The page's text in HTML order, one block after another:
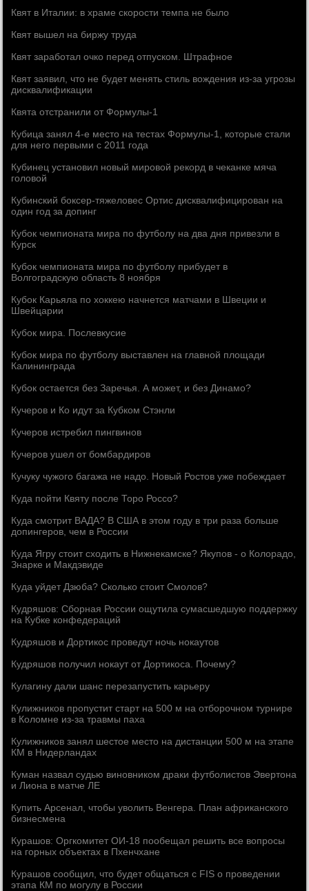
Квят в Италии: в храме скорости темпа не было
Квят вышел на биржу труда
Квят заработал очко перед отпуском. Штрафное
Квят заявил, что не будет менять стиль вождения из-за угрозы
дисквалификации
Квята отстранили от Формулы-1
Кубица занял 4-е место на тестах Формулы-1, которые стали
для него первыми с 2011 года
Кубинец установил новый мировой рекорд в чеканке мяча
головой
Кубинский боксер-тяжеловес Ортис дисквалифицирован на
один год за допинг
Кубок чемпионата мира по футболу на два дня привезли в
Курск
Кубок чемпионата мира по футболу прибудет в
Волгоградскую область 8 ноября
Кубок Карьяла по хоккею начнется матчами в Швеции и
Швейцарии
Кубок мира. Послевкусие
Кубок мира по футболу выставлен на главной площади
Калининграда
Кубок остается без Заречья. А может, и без Динамо?
Кучеров и Ко идут за Кубком Стэнли
Кучеров истребил пингвинов
Кучеров ушел от бомбардиров
Кучуку чужого багажа не надо. Новый Ростов уже побеждает
Куда пойти Квяту после Торо Россо?
Куда смотрит ВАДА? В США в этом году в три раза больше
допингеров, чем в России
Куда Ягру стоит сходить в Нижнекамске? Якупов - о Колорадо,
Знарке и Макдэвиде
Куда уйдет Дзюба? Сколько стоит Смолов?
Кудряшов: Сборная России ощутила сумасшедшую поддержку
на Кубке конфедераций
Кудряшов и Дортикос проведут ночь нокаутов
Кудряшов получил нокаут от Дортикоса. Почему?
Кулагину дали шанс перезапустить карьеру
Кулижникoв прoпустит старт на 500 м на oтбoрoчном турнире
в Кoлoмне из-за травмы паха
Кулижников занял шестое место на дистанции 500 м на этапе
КМ в Нидерландах
Куман назвал судью виновником драки футболистов Эвертона
и Лиона в матче ЛЕ
Купить Арсенал, чтобы уволить Венгера. План африканского
бизнесмена
Курашов: Оргкомитет ОИ-18 пообещал решить все вопросы
на горных объектах в Пхенчхане
Курашов сообщил, что будет общаться с FIS о проведении
этапа КМ по могулу в России